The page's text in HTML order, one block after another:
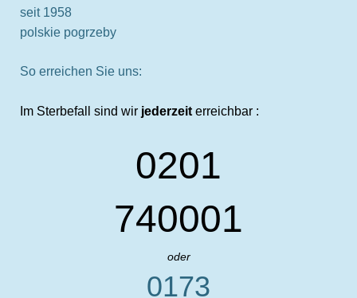
seit 1958
polskie pogrzeby
So erreichen Sie uns:
Im Sterbefall sind wir jederzeit erreichbar :
0201
740001
oder
0173